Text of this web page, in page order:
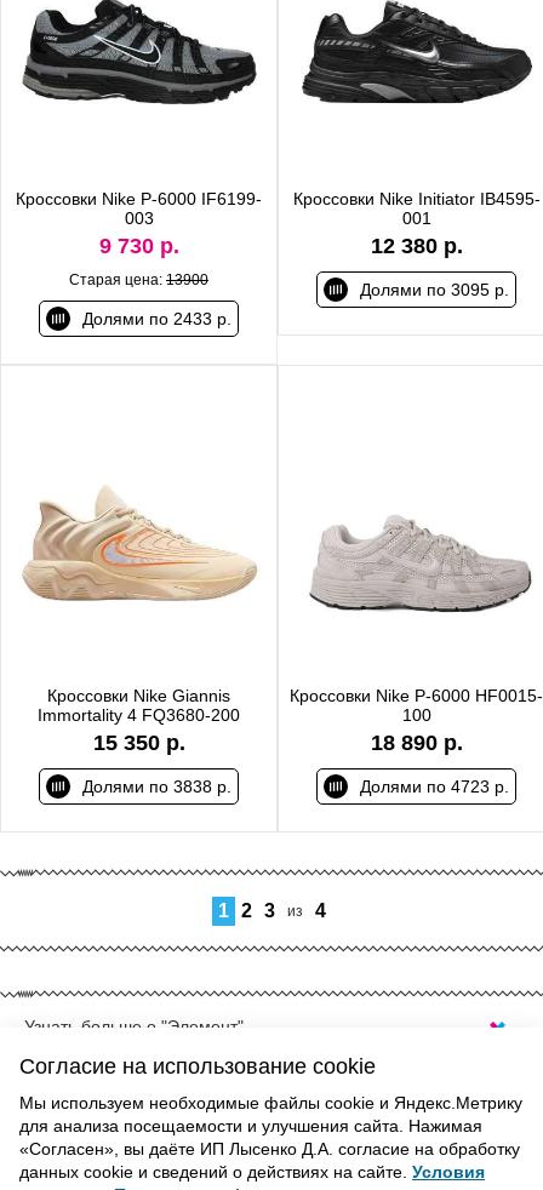
Кроссовки Nike P-6000 IF6199-
003
9 730 р.
Старая цена: 13900
Долями по 2433 р.
Кроссовки Nike Initiator IB4595-
001
12 380 р.
Долями по 3095 р.
Кроссовки Nike Giannis
Immortality 4 FQ3680-200
15 350 р.
Долями по 3838 р.
Кроссовки Nike P-6000 HF0015-
100
18 890 р.
Долями по 4723 р.
1 2 3 из 4
Узнать больше о "Элемент"
спортом как на открытом воздухе, так и в
идёт вперёд, технологии не стоят на месте и
создатели кроссовок имеют возможность
практически невесомые, качественные и
Согласие на использование cookie
Мы используем необходимые файлы cookie и Яндекс.Метрику
для анализа посещаемости и улучшения сайта. Нажимая
«Согласен», вы даёте ИП Лысенко Д.А. согласие на обработку
данных cookie и сведений о действиях на сайте. Условия